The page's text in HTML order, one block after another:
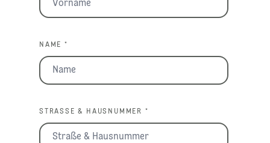
NAME *
STRASSE & HAUSNUMMER *